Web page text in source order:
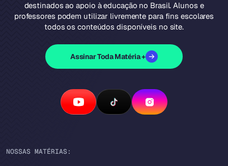
destinados ao apoio à educação no Brasil. Alunos e
professores podem utilizar livremente para fins escolares
todos os conteúdos disponíveis no site.
Assinar Toda Matéria +
NOSSAS MATÉRIAS: